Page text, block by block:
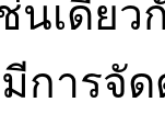
นเดีย
การจั